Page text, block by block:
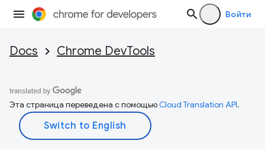
Войти
Docs Chrome DevTools
Эта страница переведена с помощьюCloud Translation API.